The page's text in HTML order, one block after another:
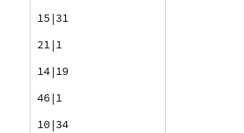
15|31
21|1
14|19
46|1
10|34